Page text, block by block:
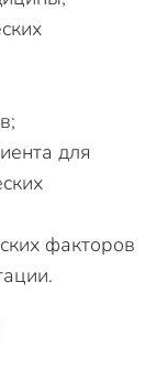
для
факторов